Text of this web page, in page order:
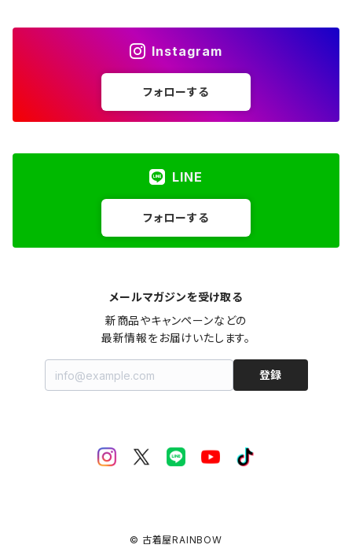
Instagram
フォローする
LINE
フォローする
メールマガジンを受け取る
新商品やキャンペーンなどの
最新情報をお届けいたします。
登録
© 古着屋RAINBOW